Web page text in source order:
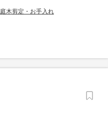
庭木剪定・お手入れ